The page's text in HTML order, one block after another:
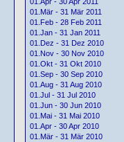
01.Mär - 31 Mär 2011
01.Feb - 28 Feb 2011
01.Jan - 31 Jan 2011
01.Dez - 31 Dez 2010
01.Nov - 30 Nov 2010
01.Okt - 31 Okt 2010
01.Sep - 30 Sep 2010
01.Aug - 31 Aug 2010
01.Jul - 31 Jul 2010
01.Jun - 30 Jun 2010
01.Mai - 31 Mai 2010
01.Apr - 30 Apr 2010
01.Mär - 31 Mär 2010